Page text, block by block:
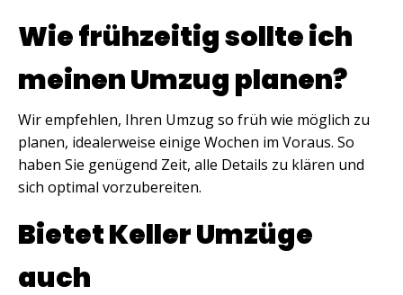
Wie frühzeitig sollte ich
meinen Umzug planen?
Wir empfehlen, Ihren Umzug so früh wie möglich zu
planen, idealerweise einige Wochen im Voraus. So
haben Sie genügend Zeit, alle Details zu klären und
sich optimal vorzubereiten.
Bietet Keller Umzüge
auch